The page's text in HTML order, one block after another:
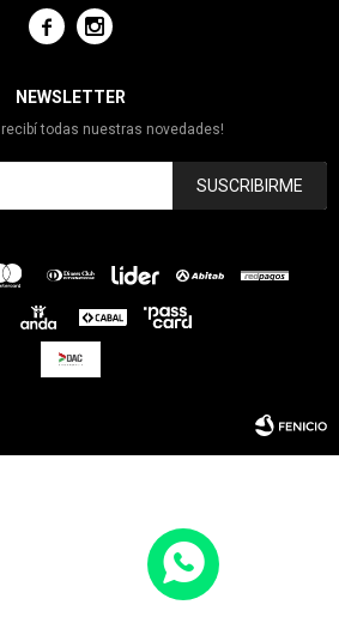
 
NEWSLETTER
recibí todas nuestras novedades!
SUSCRIBIRME